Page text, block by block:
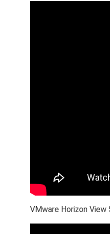
VMware Horizon View